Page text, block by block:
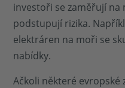
investoři se zaměřují na
podstupují rizika.
elektráren na moři se
nabídky.
Ačkoli některé evropské